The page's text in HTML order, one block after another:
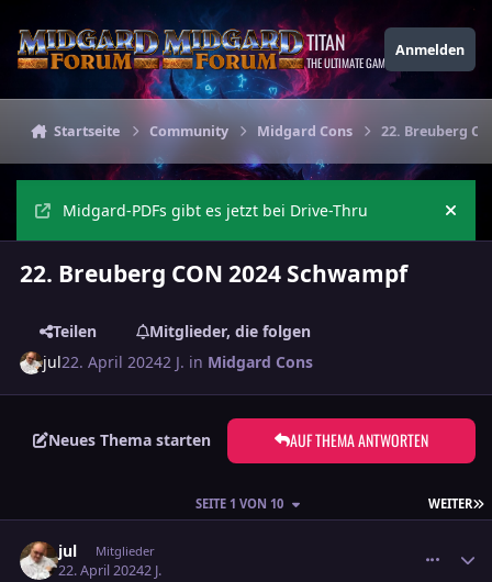
TITAN
THE ULTIMATE GAMING THEME
Anmelden
Startseite Community Midgard Cons 22. Breuberg
Midgard-PDFs gibt es jetzt bei Drive-Thru
22. Breuberg CON 2024 Schwampf
Teilen
Mitglieder, die folgen
jul22. April 20242 J. in Midgard Cons
Neues Thema starten AUF THEMA ANTWORTEN
WEITER
SEITE 1 VON 10
jul Mitglieder
22. April 20242 J.